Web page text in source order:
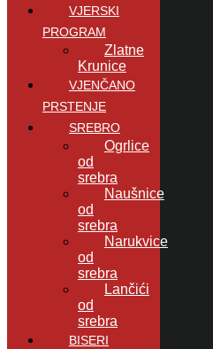
VJERSKI
PROGRAM
Zlatne
Krunice
VJENČANO
PRSTENJE
SREBRO
Ogrlice
od
srebra
Naušnice
od
srebra
Narukvice
od
srebra
Lančići
od
srebra
BISERI